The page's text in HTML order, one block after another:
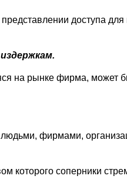
доступа
на рынке фирма, может
фирмами,
которого соперники